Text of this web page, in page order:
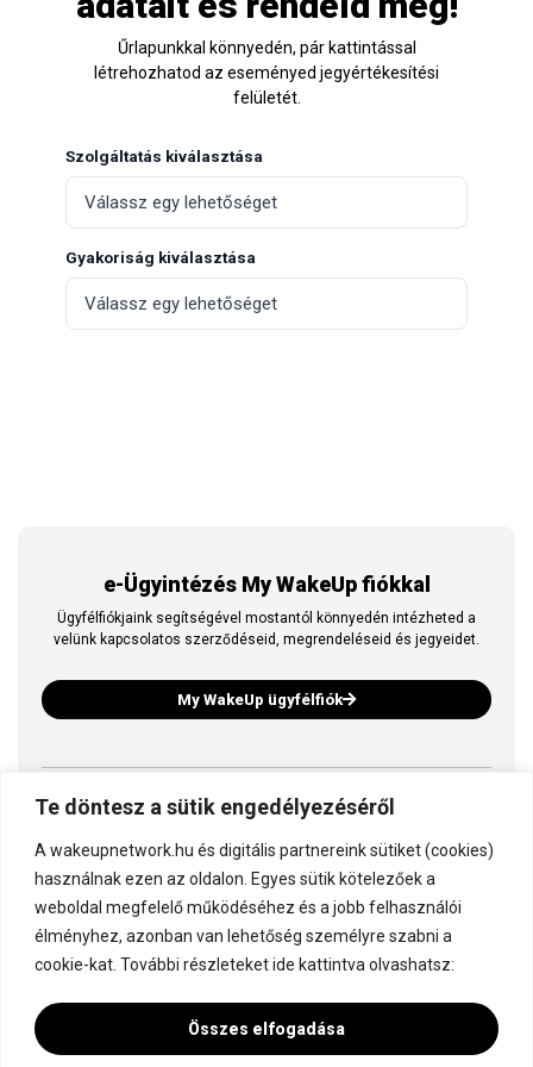
Te döntesz a sütik engedélyezéséről
A wakeupnetwork.hu és digitális partnereink sütiket (cookies)
használnak ezen az oldalon. Egyes sütik kötelezőek a
weboldal megfelelő működéséhez és a jobb felhasználói
élményhez, azonban van lehetőség személyre szabni a
cookie-kat. További részleteket ide kattintva olvashatsz:
Összes elfogadása
Űrlapunkkal könnyedén, pár kattintással
létrehozhatod az eseményed jegyértékesítési
felületét.
Szolgáltatás kiválasztása
Gyakoriság kiválasztása
e-Ügyintézés My WakeUp fiókkal
Ügyfélfiókjaink segítségével mostantól könnyedén intézheted a
velünk kapcsolatos szerződéseid, megrendeléseid és jegyeidet.
My WakeUp ügyfélfiók
Ez is a WakeUp
Kapcsolódj a WakeUp-hoz!
Dokumentáció